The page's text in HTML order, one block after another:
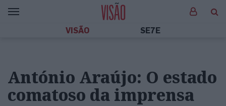
VISÃO SE7E
António Araújo: O estado
comatoso da imprensa